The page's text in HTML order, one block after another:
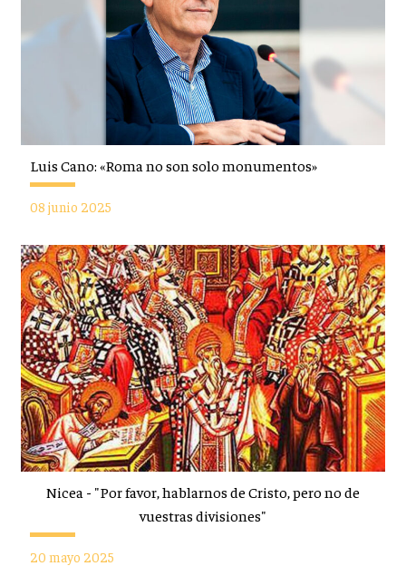
Luis Cano: «Roma no son solo monumentos»
08 junio 2025
Nicea - "Por favor, hablarnos de Cristo, pero no de
vuestras divisiones"
20 mayo 2025